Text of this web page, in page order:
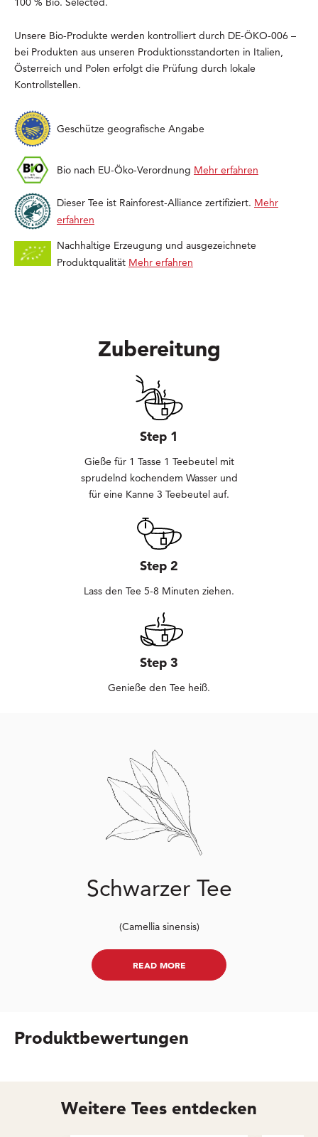
Unsere Bio-Produkte werden kontrolliert durch DE-ÖKO-006 –
bei Produkten aus unseren Produktionsstandorten in Italien,
Österreich und Polen erfolgt die Prüfung durch lokale
Kontrollstellen.
Geschütze geografische Angabe
Bio nach EU-Öko-Verordnung Mehr erfahren
Dieser Tee ist Rainforest-Alliance zertifiziert. Mehr
erfahren
Nachhaltige Erzeugung und ausgezeichnete
Produktqualität Mehr erfahren
Zubereitung
Step 1
Gieße für 1 Tasse 1 Teebeutel mit
sprudelnd kochendem Wasser und
für eine Kanne 3 Teebeutel auf.
Step 2
Lass den Tee 5-8 Minuten ziehen.
Step 3
Genieße den Tee heiß.
Schwarzer Tee
(Camellia sinensis)
READ MORE
Produktbewertungen
Weitere Tees entdecken